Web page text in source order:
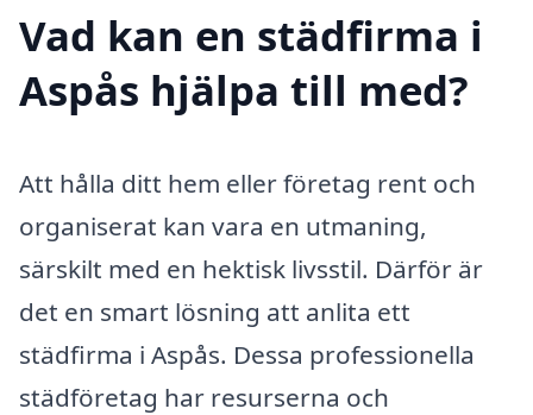
Vad kan en städfirma i
Aspås hjälpa till med?
Att hålla ditt hem eller företag rent och
organiserat kan vara en utmaning,
särskilt med en hektisk livsstil. Därför är
det en smart lösning att anlita ett
städfirma i Aspås. Dessa professionella
städföretag har resurserna och